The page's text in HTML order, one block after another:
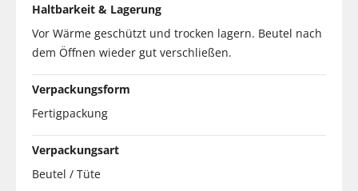
Haltbarkeit & Lagerung
Vor Wärme geschützt und trocken lagern. Beutel nach
dem Öffnen wieder gut verschließen.
Verpackungsform
Fertigpackung
Verpackungsart
Beutel / Tüte